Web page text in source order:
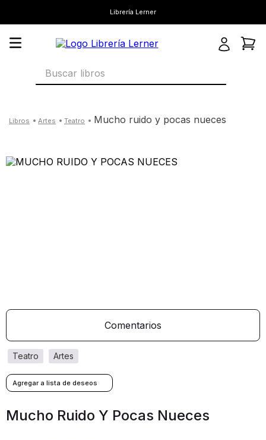
Librería Lerner
Buscar libros
artes teatro mucho ruido y pocas nueces
Comentarios
artes
teatro
Mucho Ruido Y Pocas Nueces